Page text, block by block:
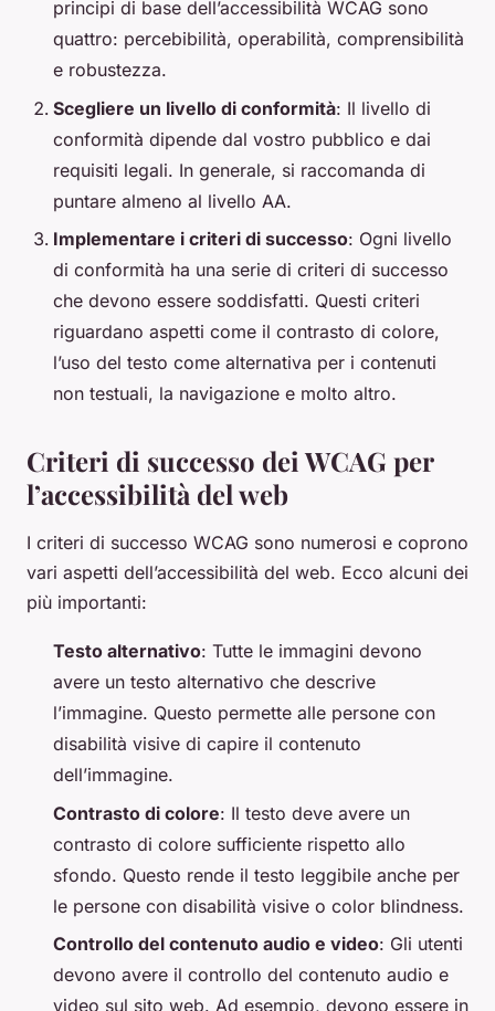
principi di base dell’accessibilità WCAG sono
quattro: percebibilità, operabilità, comprensibilità
e robustezza.
Scegliere un livello di conformità: Il livello di
conformità dipende dal vostro pubblico e dai
requisiti legali. In generale, si raccomanda di
puntare almeno al livello AA.
Implementare i criteri di successo: Ogni livello
di conformità ha una serie di criteri di successo
che devono essere soddisfatti. Questi criteri
riguardano aspetti come il contrasto di colore,
l’uso del testo come alternativa per i contenuti
non testuali, la navigazione e molto altro.
Criteri di successo dei WCAG per
l’accessibilità del web
I criteri di successo WCAG sono numerosi e coprono
vari aspetti dell’accessibilità del web. Ecco alcuni dei
più importanti:
Testo alternativo: Tutte le immagini devono
avere un testo alternativo che descrive
l’immagine. Questo permette alle persone con
disabilità visive di capire il contenuto
dell’immagine.
Contrasto di colore: Il testo deve avere un
contrasto di colore sufficiente rispetto allo
sfondo. Questo rende il testo leggibile anche per
le persone con disabilità visive o color blindness.
Controllo del contenuto audio e video: Gli utenti
devono avere il controllo del contenuto audio e
video sul sito web. Ad esempio, devono essere in